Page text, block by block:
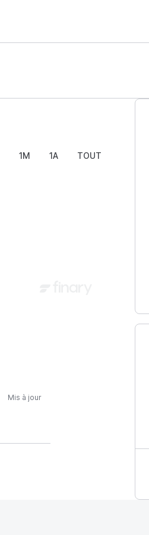
1M 1A TOUT
Mis à jour